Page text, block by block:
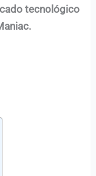
tecnológico